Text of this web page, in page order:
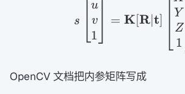
s
u
v
1
= K R∣ t
Y
Z
1
OpenCV 文档把内参矩阵写成